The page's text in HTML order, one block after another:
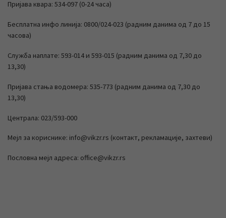
Пријава квара: 534-097 (0-24 часа)
Бесплатна инфо линија: 0800/024-023 (радним данима од 7 до 15
часова)
Служба наплате: 593-014 и 593-015 (радним данима од 7,30 до
13,30)
Пријава стања водомера: 535-773 (радним данима од 7,30 до
13,30)
Централа: 023/593-000
Мејл за кориснике: info@vikzr.rs (контакт, рекламације, захтеви)
Пословна мејл адреса: office@vikzr.rs